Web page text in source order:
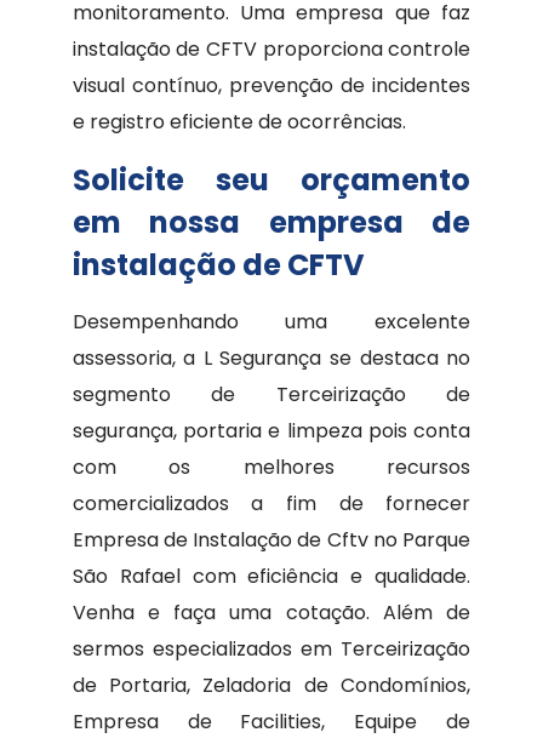
monitoramento. Uma empresa que faz
instalação de CFTV proporciona controle
visual contínuo, prevenção de incidentes
e registro eficiente de ocorrências.
Solicite seu orçamento
em nossa empresa de
instalação de CFTV
Desempenhando uma excelente
assessoria, a L Segurança se destaca no
segmento de Terceirização de
segurança, portaria e limpeza pois conta
com os melhores recursos
comercializados a fim de fornecer
Empresa de Instalação de Cftv no Parque
São Rafael com eficiência e qualidade.
Venha e faça uma cotação. Além de
sermos especializados em Terceirização
de Portaria, Zeladoria de Condomínios,
Empresa de Facilities, Equipe de